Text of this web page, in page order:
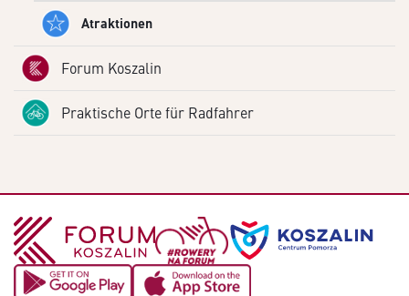
Atraktionen
Forum Koszalin
Praktische Orte für Radfahrer